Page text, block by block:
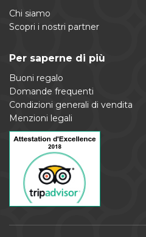
Chi siamo
Scopri i nostri partner
Per saperne di più
Buoni regalo
Domande frequenti
Condizioni generali di vendita
Menzioni legali